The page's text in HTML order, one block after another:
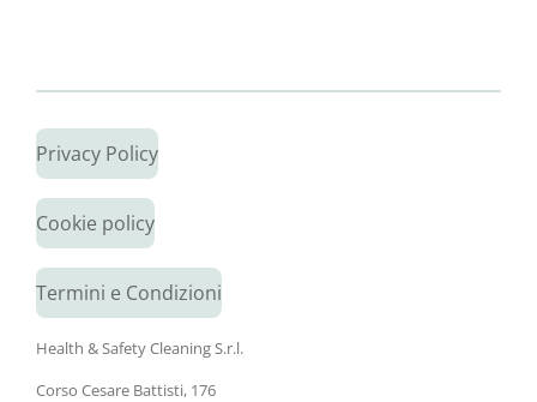
Privacy Policy
Cookie policy
Termini e Condizioni
Health & Safety Cleaning S.r.l.
Corso Cesare Battisti, 176